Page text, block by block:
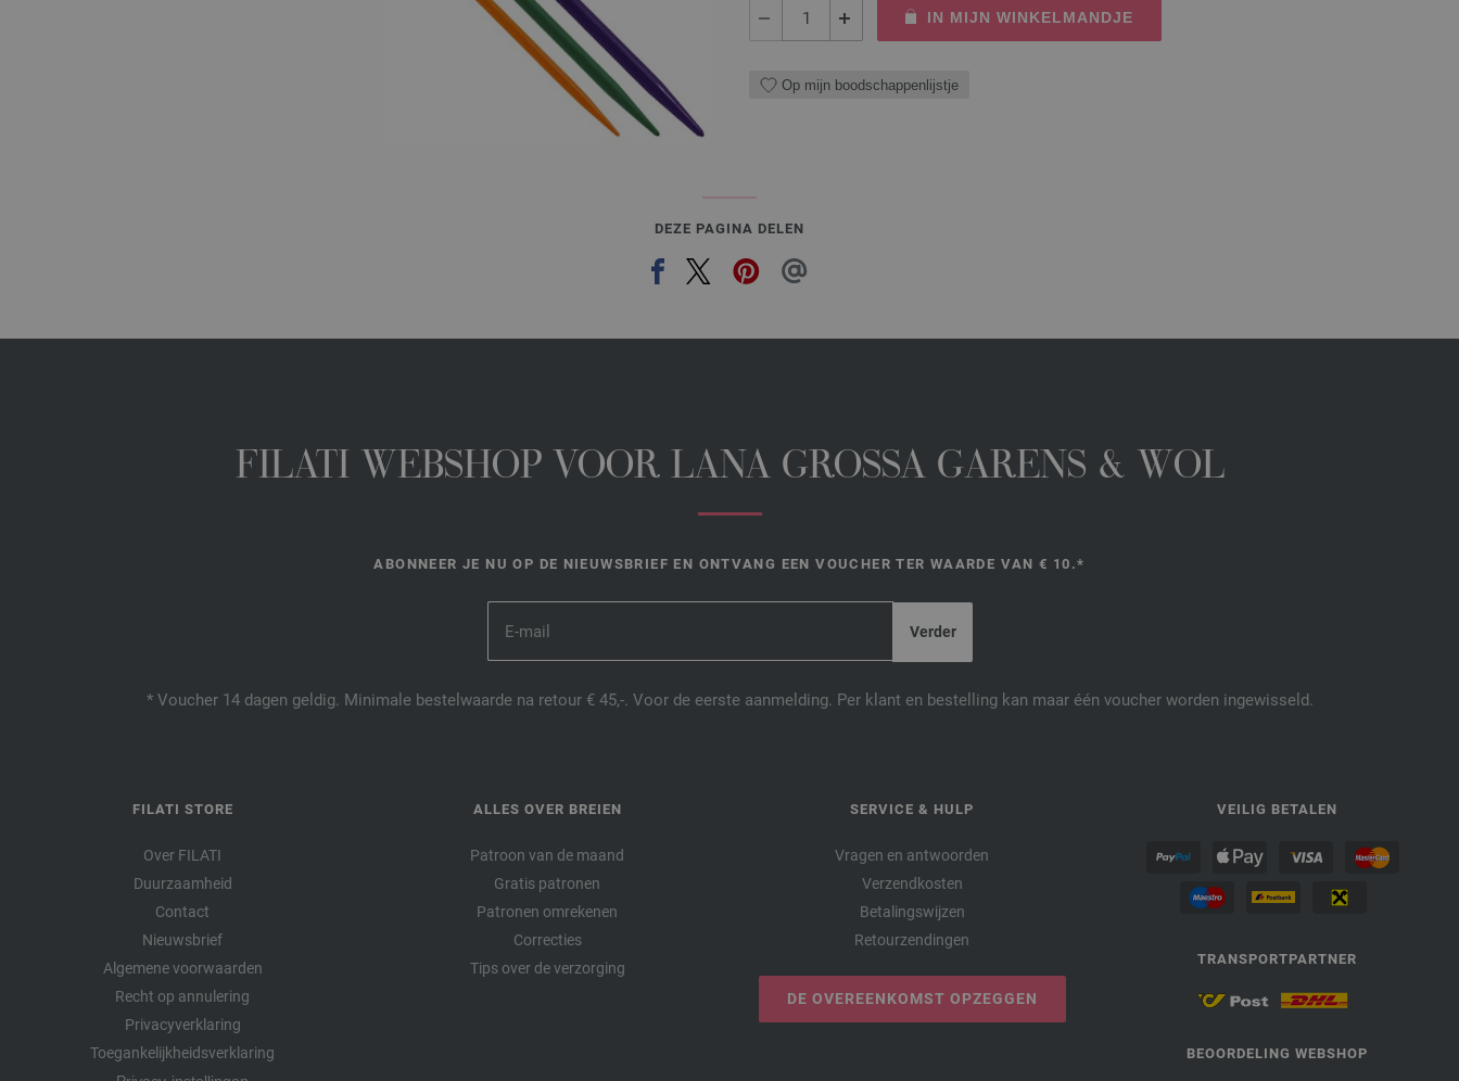
IN MIJN WINKELMANDJE
Op mijn boodschappenlijstje
DEZE PAGINA DELEN
FILATI WEBSHOP VOOR LANA GROSSA GARENS & WOL
ABONNEER JE NU OP DE NIEUWSBRIEF EN ONTVANG EEN VOUCHER TER WAARDE VAN € 10.*
* Voucher 14 dagen geldig. Minimale bestelwaarde na retour € 45,-. Voor de eerste aanmelding. Per klant en bestelling kan maar één voucher worden ingewisseld.
FILATI STORE
Over FILATI
Duurzaamheid
Contact
Nieuwsbrief
Algemene voorwaarden
Recht op annulering
Privacyverklaring
Toegankelijkheidsverklaring
ALLES OVER BREIEN
Patroon van de maand
Gratis patronen
Patronen omrekenen
Correcties
Tips over de verzorging
SERVICE & HULP
Vragen en antwoorden
Verzendkosten
Betalingswijzen
Retourzendingen
DE OVEREENKOMST OPZEGGEN
VEILIG BETALEN
TRANSPORTPARTNER
BEOORDELING WEBSHOP